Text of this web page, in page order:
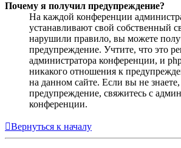
Почему я получил предупреждение?
На каждой конференции
устанавливают свой собственный
нарушили правило, вы можете
предупреждение. Учтите, что это
администратора конференции, и
никакого отношения к
на данном сайте. Если вы не
предупреждение, свяжитесь с
конференции.
Вернуться к началу